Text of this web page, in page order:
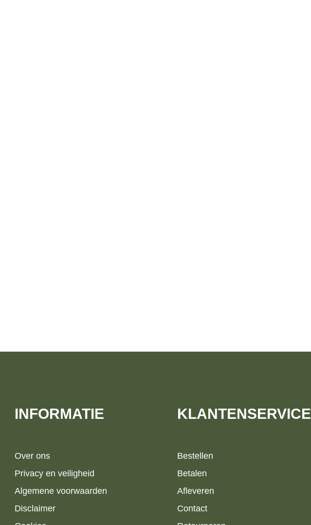
INFORMATIE
Over ons
Privacy en veiligheid
Algemene voorwaarden
Disclaimer
KLANTENSERVICE
Bestellen
Betalen
Afleveren
Contact